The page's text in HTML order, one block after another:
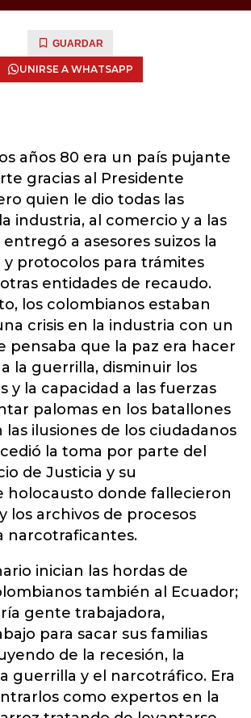
GUARDAR
UNIRSE A WHATSAPP
años 80 era un país pujante
gracias al Presidente
quien le dio todas las
industria, al comercio y a las
a asesores suizos la
y protocolos para trámites
entidades de recaudo.
los colombianos estaban
crisis en la industria con un
pensaba que la paz era hacer
la guerrilla, disminuir los
y la capacidad a las fuerzas
palomas en los batallones
las ilusiones de los ciudadanos
la toma por parte del
de Justicia y su
holocausto donde fallecieron
los archivos de procesos
narcotraficantes.
inician las hordas de
también al Ecuador;
gente trabajadora,
para sacar sus familias
de la recesión, la
guerrilla y el narcotráfico. Era
como expertos en la